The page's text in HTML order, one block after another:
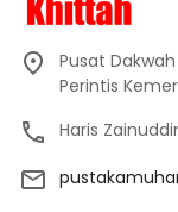
Pusat
Perintis
Haris